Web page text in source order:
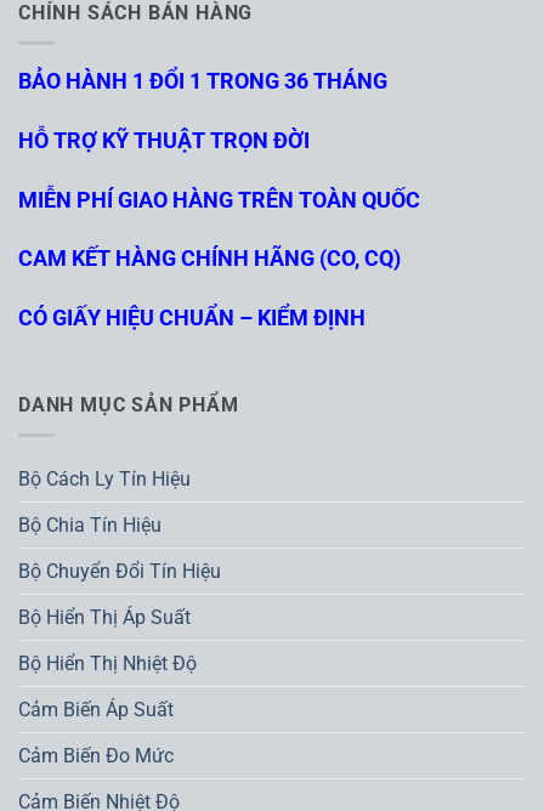
CHÍNH SÁCH BÁN HÀNG
BẢO HÀNH 1 ĐỔI 1 TRONG 36 THÁNG
HỖ TRỢ KỸ THUẬT TRỌN ĐỜI
MIỄN PHÍ GIAO HÀNG TRÊN TOÀN QUỐC
CAM KẾT HÀNG CHÍNH HÃNG (CO, CQ)
CÓ GIẤY HIỆU CHUẨN – KIỂM ĐỊNH
DANH MỤC SẢN PHẨM
Bộ Cách Ly Tín Hiệu
Bộ Chia Tín Hiệu
Bộ Chuyển Đổi Tín Hiệu
Bộ Hiển Thị Áp Suất
Bộ Hiển Thị Nhiệt Độ
Cảm Biến Áp Suất
Cảm Biến Đo Mức
Cảm Biến Nhiệt Độ